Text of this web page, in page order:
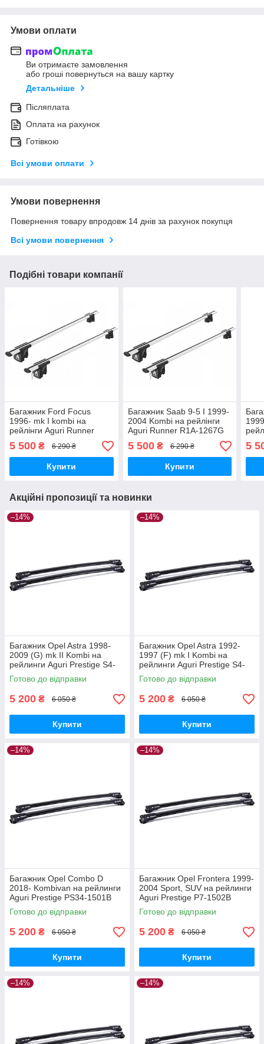
Умови оплати
Ви отримаєте замовлення
або гроші повернуться на вашу картку
Детальніше
Післяплата
Оплата на рахунок
Готівкою
Всі умови оплати
Умови повернення
Повернення товару впродовж 14 днів за рахунок покупця
Всі умови повернення
Подібні товари компанії
Багажник Ford Focus
1996- mk I kombi на
рейлінги Aguri Runner
5 500 ₴ 6 290 ₴
Купити
Багажник Saab 9-5 I 1999-
2004 Kombi на рейлінги
Aguri Runner R1A-1267G
5 500₴ 6 290 ₴
Купити
5
Акційні пропозиції та новинки
–14%
Багажник Opel Astra 1998-
2009 (G) mk II Kombi на
рейлинги Aguri Prestige S4-
1499B
Готово до відправки
5 200 ₴ 6 050 ₴
Купити
–14%
Багажник Opel Astra 1992-
1997 (F) mk I Kombi на
рейлинги Aguri Prestige S4-
1500B
Готово до відправки
5 200 ₴ 6 050 ₴
Купити
–14%
Багажник Opel Combo D
2018- Kombivan на рейлинги
Aguri Prestige PS34-1501B
Готово до відправки
5 200 ₴ 6 050 ₴
Купити
–14%
Багажник Opel Frontera 1999-
2004 Sport, SUV на рейлинги
Aguri Prestige P7-1502B
Готово до відправки
5 200 ₴ 6 050 ₴
Купити
–14% –14%